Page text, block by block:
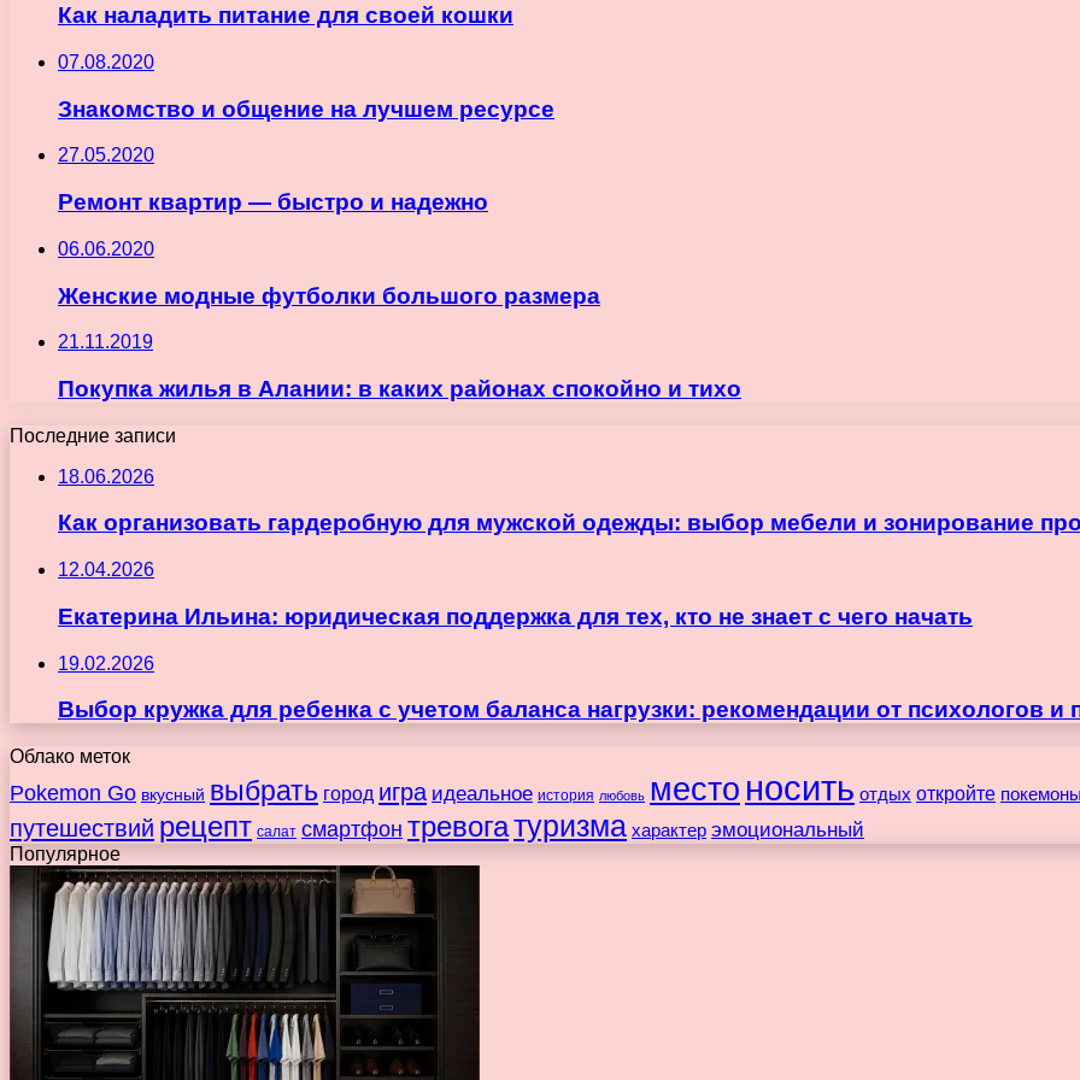
Как наладить питание для своей кошки
07.08.2020
Знакомство и общение на лучшем ресурсе
27.05.2020
Ремонт квартир — быстро и надежно
06.06.2020
Женские модные футболки большого размера
21.11.2019
Покупка жилья в Алании: в каких районах спокойно и тихо
Последние записи
18.06.2026
Как организовать гардеробную для мужской одежды: выбор мебели и зонирование
12.04.2026
Екатерина Ильина: юридическая поддержка для тех, кто не знает с чего начать
19.02.2026
Выбор кружка для ребенка с учетом баланса нагрузки: рекомендации от психологов и
Облако меток
Pokemon Go вкусный выбрать город игра идеальное история любовь место носить отдых откройте покемоны
путешествий рецепт салат смартфон тревогатуризма характер эмоциональный
Популярное